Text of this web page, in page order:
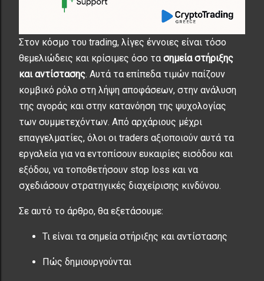
Στον κόσμο του trading, λίγες έννοιες είναι τόσο
θεμελιώδεις και κρίσιμες όσο τα σημεία στήριξης
και αντίστασης. Αυτά τα επίπεδα τιμών παίζουν
κομβικό ρόλο στη λήψη αποφάσεων, στην ανάλυση
της αγοράς και στην κατανόηση της ψυχολογίας
των συμμετεχόντων. Από αρχάριους μέχρι
επαγγελματίες, όλοι οι traders αξιοποιούν αυτά τα
εργαλεία για να εντοπίσουν ευκαιρίες εισόδου και
εξόδου, να τοποθετήσουν stop loss και να
σχεδιάσουν στρατηγικές διαχείρισης κινδύνου.
Σε αυτό το άρθρο, θα εξετάσουμε:
Τι είναι τα σημεία στήριξης και αντίστασης
Πώς δημιουργούνται